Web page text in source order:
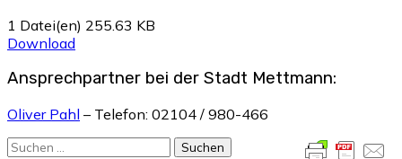
1 Datei(en) 255.63 KB
Download
Ansprechpartner bei der Stadt Mettmann:
Oliver Pahl – Telefon: 02104 / 980-466
Suchen